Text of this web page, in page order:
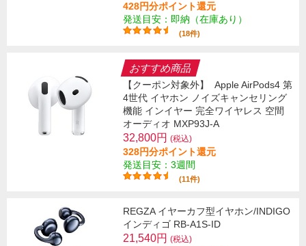
428円分ポイント還元
発送目安：即納（在庫あり）
(18件)
おすすめ商品
【クーポン対象外】
Apple AirPods4 第
4世代 イヤホン ノイズキャンセリング
機能 インイヤー 完全ワイヤレス 空間
オーディオ MXP93J-A
32,800円 (税込)
328円分ポイント還元
発送目安：3週間
(11件)
REGZA イヤーカフ型イヤホン/INDIGO
インディゴ RB-A1S-ID
21,540円 (税込)